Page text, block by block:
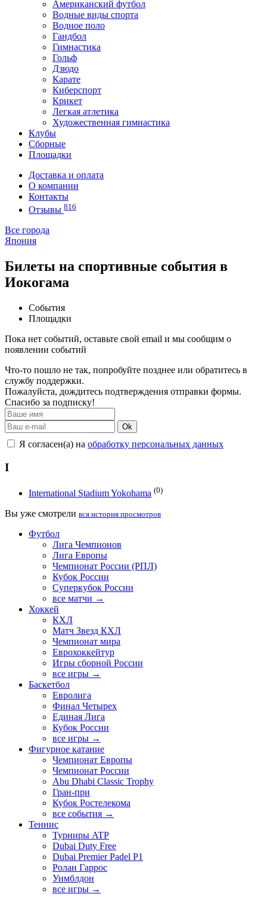
Американский футбол
Водные виды спорта
Водное поло
Гандбол
Гимнастика
Гольф
Дзюдо
Карате
Киберспорт
Крикет
Легкая атлетика
Художественная гимнастика
Клубы
Сборные
Площадки
Доставка и оплата
О компании
Контакты
Отзывы 816
Все города
Япония
Билеты на спортивные события в
Иокогама
События
Площадки
Пока нет событий, оставьте свой email и мы сообщим о
появлении событий
Что-то пошло не так, попробуйте позднее или обратитесь в
службу поддержки.
Пожалуйста, дождитесь подтверждения отправки формы.
Спасибо за подписку!
Ok
Я согласен(а) на обработку персональных данных
I
International Stadium Yokohama (0)
Вы уже смотрели вся история просмотров
Футбол
Лига Чемпионов
Лига Европы
Чемпионат России (РПЛ)
Кубок России
Суперкубок России
все матчи →
Хоккей
КХЛ
Матч Звезд КХЛ
Чемпионат мира
Еврохоккейтур
Игры сборной России
все игры →
Баскетбол
Евролига
Финал Четырех
Единая Лига
Кубок России
все игры →
Фигурное катание
Чемпионат Европы
Чемпионат России
Abu Dhabi Classic Trophy
Гран-при
Кубок Ростелекома
все события →
Теннис
Турниры ATP
Dubai Duty Free
Dubai Premier Padel P1
Ролан Гаррос
Уимблдон
все игры →